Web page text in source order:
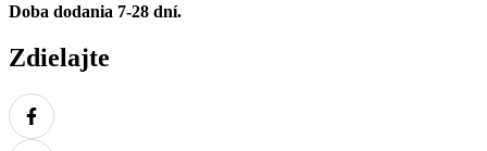
Doba dodania 7-28 dní.
Zdielajte